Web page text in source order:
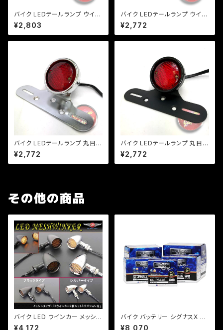
バイク LEDテールランプ ウイン
カー 一体型テール ルーカステ
ール【レンズ色選択】 / 汎用 ル
ーカス CB XJ SR TW
¥2,803
バイク LEDテールランプ ウイン
カー 一体型テール【レンズ色選
択】 汎用 ルーカス CB XJ SR
TW
¥2,772
バイク LEDテールランプ 丸目テ
ール/汎用/ナンバーステー/シル
バー/ビラーゴ/チョッパー/SR/T
W/FTR/CB/a324
¥2,772
バイク LEDテールランプ 丸目テ
ール/汎用/ナンバーステー/ブラ
ック/ビラーゴ/チョッパー/SR/T
W/FTR/CB/a325
¥2,772
その他の商品
バイク LED ウインカー メッシュ
タイプ 激渋 2個セット ポジショ
¥4,172
バイク バッテリー シグナスX マ
ジェステ TTR250 レイド /Pro
¥8,070